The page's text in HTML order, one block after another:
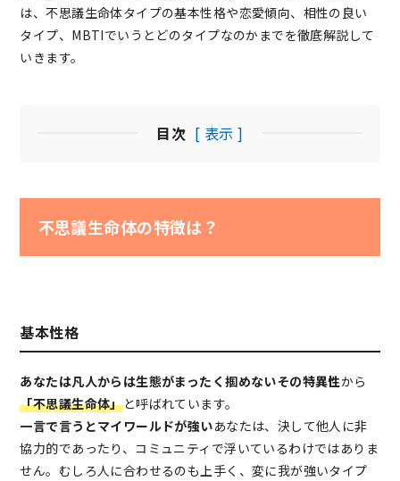
は、不思議生命体タイプの基本性格や恋愛傾向、相性の良い
タイプ、MBTIでいうとどのタイプなのかまでを徹底解説して
いきます。
目次 [ 表示 ]
不思議生命体の特徴は？
基本性格
あなたは凡人からは生態がまったく掴めないその特異性から
「不思議生命体」と呼ばれています。
一言で言うとマイワールドが強いあなたは、決して他人に非
協力的であったり、コミュニティで浮いているわけではありま
せん。むしろ人に合わせるのも上手く、変に我が強いタイプ